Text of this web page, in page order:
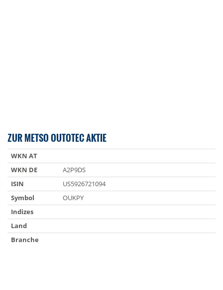
ZUR METSO OUTOTEC AKTIE
WKN AT
WKN DE
A2P9DS
ISIN
US5926721094
Symbol
OUKPY
Indizes
Land
Branche